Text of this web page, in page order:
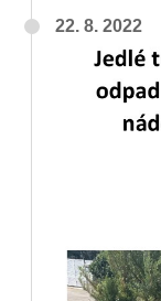
22. 8. 2022